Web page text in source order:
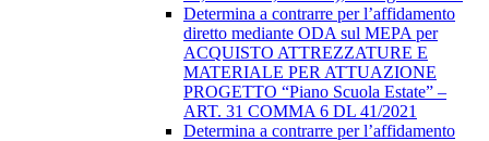
Determina a contrarre per l’affidamento
diretto mediante ODA sul MEPA per
ACQUISTO ATTREZZATURE E
MATERIALE PER ATTUAZIONE
PROGETTO “Piano Scuola Estate” –
ART. 31 COMMA 6 DL 41/2021
Determina a contrarre per l’affidamento